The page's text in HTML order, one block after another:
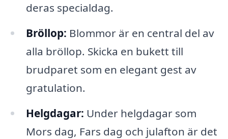
deras specialdag.
Bröllop: Blommor är en central del av
alla bröllop. Skicka en bukett till
brudparet som en elegant gest av
gratulation.
Helgdagar: Under helgdagar som
Mors dag, Fars dag och julafton är det